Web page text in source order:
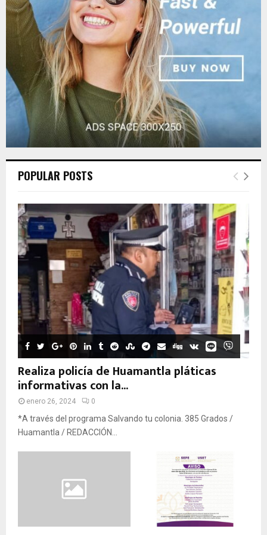
:
C
POPULAR POSTS
Realiza policía de Huamantla pláticas
informativas con la...
enero 26, 2024 0
*A través del programa Salvando tu colonia. 385 Grados /
Huamantla / REDACCIÓN...